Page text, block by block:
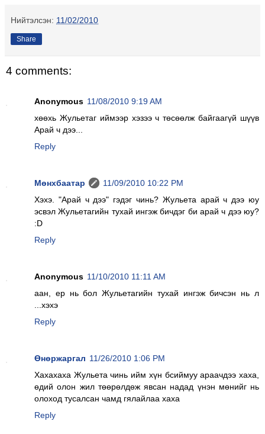
Нийтэлсэн: 11/02/2010
Share
4 comments:
Anonymous 11/08/2010 9:19 AM
хөөхь Жульетаг иймээр хэзээ ч төсөөлж байгаагүй шүүв
Арай ч дээ...
Reply
Мөнхбаатар
11/09/2010 10:22 PM
Хэхэ. "Арай ч дээ" гэдэг чинь? Жульета арай ч дээ юу
эсвэл Жульетагийн тухай ингэж бичдэг би арай ч дээ юу?
:D
Reply
Anonymous 11/10/2010 11:11 AM
аан, ер нь бол Жульетагийн тухай ингэж бичсэн нь л
...хэхэ
Reply
Өнөржаргал 11/26/2010 1:06 PM
Хахахаха Жульета чинь ийм хүн бсиймуу араачдээ хаха,
өдий олон жил төөрөлдөж явсан надад үнэн мөнийг нь
олоход тусалсан чамд гялайлаа хаха
Reply